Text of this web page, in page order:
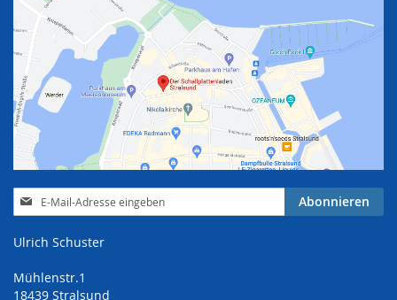
Anmeldung
zum
Abonnieren
Ulrich Schuster
Mühlenstr.1
18439 Stralsund